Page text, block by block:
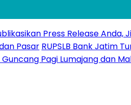
Press Release Anda,
Pasar RUPSLB Bank Jatim
Pagi Lumajang dan